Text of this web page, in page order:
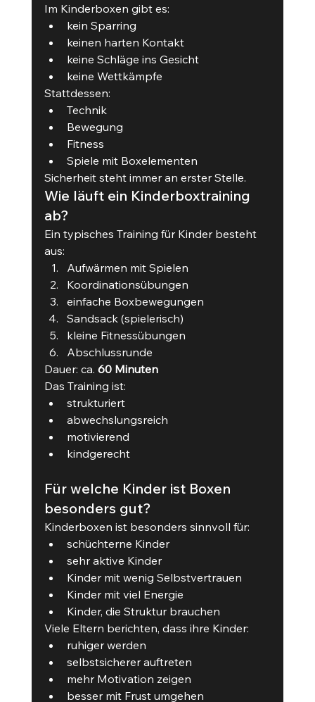
Im Kinderboxen gibt es:
kein Sparring
keinen harten Kontakt
keine Schläge ins Gesicht
keine Wettkämpfe
Stattdessen:
Technik
Bewegung
Fitness
Spiele mit Boxelementen
Sicherheit steht immer an erster Stelle.
Wie läuft ein Kinderboxtraining
ab?
Ein typisches Training für Kinder besteht
aus:
Aufwärmen mit Spielen
Koordinationsübungen
einfache Boxbewegungen
Sandsack (spielerisch)
kleine Fitnessübungen
Abschlussrunde
Dauer: ca. 60 Minuten
Das Training ist:
strukturiert
abwechslungsreich
motivierend
kindgerecht
Für welche Kinder ist Boxen
besonders gut?
Kinderboxen ist besonders sinnvoll für:
schüchterne Kinder
sehr aktive Kinder
Kinder mit wenig Selbstvertrauen
Kinder mit viel Energie
Kinder, die Struktur brauchen
Viele Eltern berichten, dass ihre Kinder:
ruhiger werden
selbstsicherer auftreten
mehr Motivation zeigen
besser mit Frust umgehen